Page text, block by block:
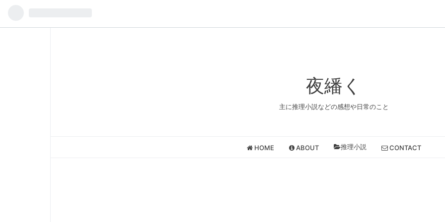
夜繙く
主に推理小説などの感想や日常のこと
HOME ABOUT 推理小説 CONTACT